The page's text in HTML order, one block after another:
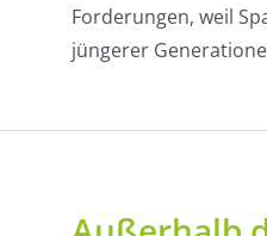
Forderungen, weil
jüngerer